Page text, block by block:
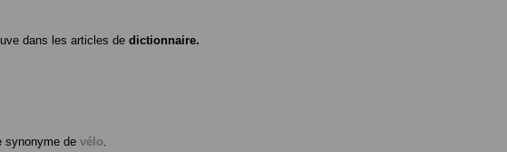
dans les articles de dictionnaire.
synonyme de vélo.